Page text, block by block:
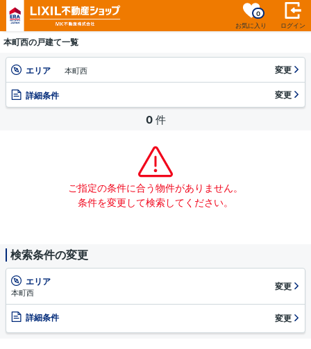
お気に入り
0
ログイン
本町西の戸建て一覧
エリア 本町西 変更
詳細条件 変更
0 件
ご指定の条件に合う物件がありません。
条件を変更して検索してください。
検索条件の変更
エリア
本町西
変更
詳細条件 変更